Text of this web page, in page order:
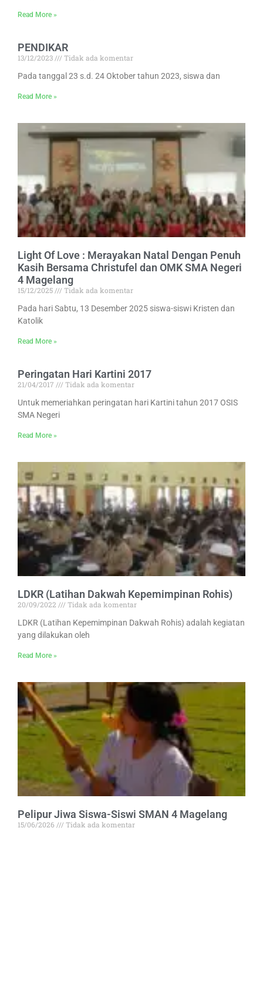
Read More »
PENDIKAR
13/12/2023
Tidak ada komentar
Pada tanggal 23 s.d. 24 Oktober tahun 2023, siswa dan
Read More »
Light Of Love : Merayakan Natal Dengan Penuh
Kasih Bersama Christufel dan OMK SMA Negeri
4 Magelang
15/12/2025
Tidak ada komentar
Pada hari Sabtu, 13 Desember 2025 siswa-siswi Kristen dan
Katolik
Read More »
Peringatan Hari Kartini 2017
21/04/2017
Tidak ada komentar
Untuk memeriahkan peringatan hari Kartini tahun 2017 OSIS
SMA Negeri
Read More »
LDKR (Latihan Dakwah Kepemimpinan Rohis)
20/09/2022
Tidak ada komentar
LDKR (Latihan Kepemimpinan Dakwah Rohis) adalah kegiatan
yang dilakukan oleh
Read More »
Pelipur Jiwa Siswa-Siswi SMAN 4 Magelang
15/06/2026
Tidak ada komentar